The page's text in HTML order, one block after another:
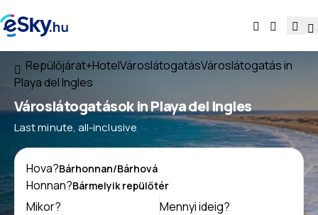
Repülőjárat+HotelVároslátogatásVároslátogatás in
Playa del Ingles
Városlátogatások in Playa del Ingles
Last minute, all-inclusive
Hova?
Honnan?
Mikor?
Mennyi ideig?